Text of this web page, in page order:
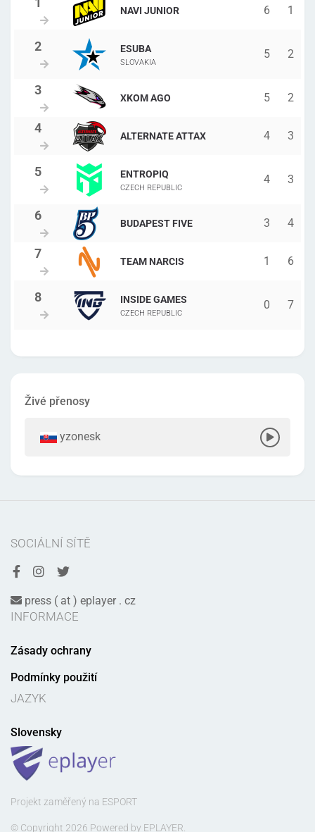
Živé přenosy
yzonesk
NAVI JUNIOR 6 1
ESUBA
SLOVAKIA
5 2
XKOM AGO 5 2
ALTERNATE ATTAX 4 3
ENTROPIQ
CZECH REPUBLIC
4 3
BUDAPEST FIVE 3 4
TEAM NARCIS 1 6
INSIDE GAMES
CZECH REPUBLIC
0 7
SOCIÁLNÍ SÍTĚ
press ( at ) eplayer . cz
INFORMACE
Zásady ochrany
Podmínky použití
JAZYK
Slovensky
Projekt zaměřený na ESPORT
© Copyright 2026 Powered by EPLAYER.